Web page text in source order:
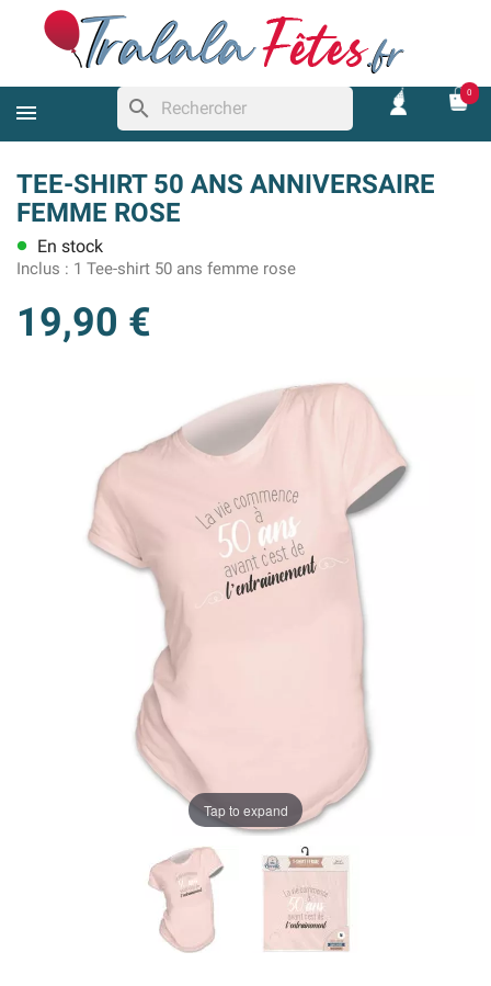
search
0
TEE-SHIRT 50 ANS ANNIVERSAIRE
FEMME ROSE
lens En stock
Inclus : 1 Tee-shirt 50 ans femme rose
19,90 €
Tap to expand